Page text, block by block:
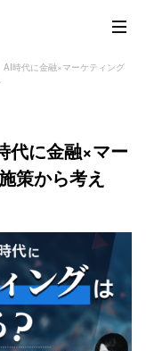
AI時代に金融×マーケティング
代に金融×マー
策から考え